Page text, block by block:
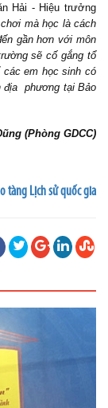
Hải - Hiệu trưởng
mà học là cách
gần hơn với môn
sẽ cố gắng tổ
em học sinh có
địa phương tại Bảo
(Phòng GDCC)
tàng Lịch sử quốc gia